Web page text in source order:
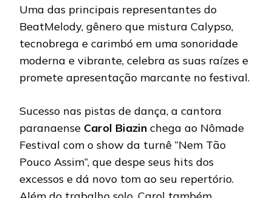
Uma das principais representantes do
BeatMelody, gênero que mistura Calypso,
tecnobrega e carimbó em uma sonoridade
moderna e vibrante, celebra as suas raízes e
promete apresentação marcante no festival.
Sucesso nas pistas de dança, a cantora
paranaense Carol Biazin chega ao Nômade
Festival com o show da turnê “Nem Tão
Pouco Assim”, que despe seus hits dos
excessos e dá novo tom ao seu repertório.